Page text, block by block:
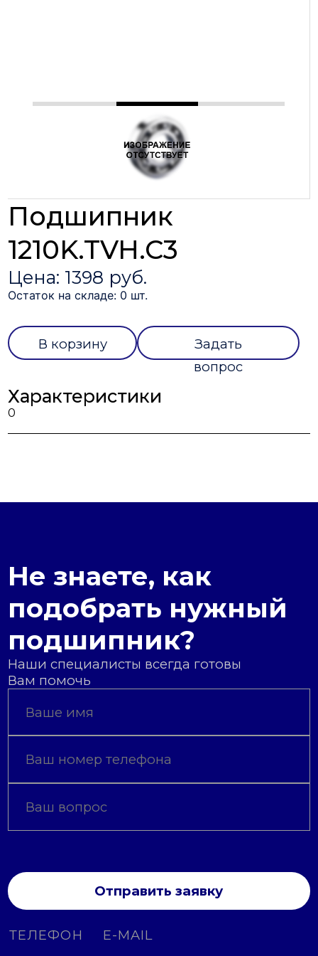
Подшипник
1210K.TVH.C3
Цена: 1398 руб.
Остаток на складе: 0 шт.
В корзину
Задать
вопрос
Характеристики
0
Не знаете, как
подобрать нужный
подшипник?
Наши специалисты всегда готовы
Вам помочь
Отправить заявку
ТЕЛЕФОН E-MAIL